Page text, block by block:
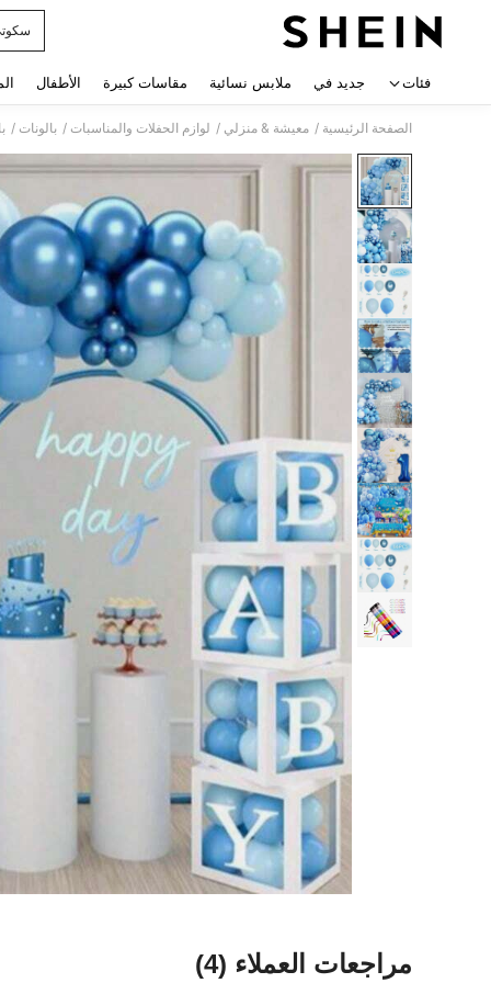
فئات جديد في ملابس نسائية مقاسات كبيرة الأطفال
الصفحة الرئيسية / معيشة & منزلي / لوازم الحفلات والمناسبات / بالونات /
مراجعات العملاء (4)